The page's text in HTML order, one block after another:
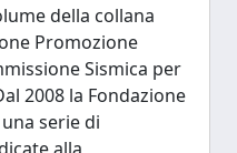
della collana
Promozione
Sismica per
2008 la Fondazione
serie di